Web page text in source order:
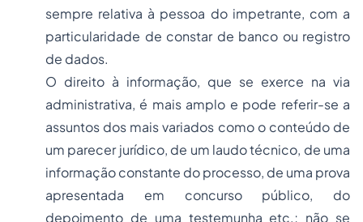
sempre relativa à pessoa do impetrante, com a
particularidade de constar de banco ou registro
de dados.
O direito à informação, que se exerce na via
administrativa, é mais amplo e pode referir-se a
assuntos dos mais variados como o conteúdo de
um parecer jurídico, de um laudo técnico, de uma
informação constante do processo, de uma prova
apresentada em concurso público, do
depoimento de uma testemunha etc.; não se